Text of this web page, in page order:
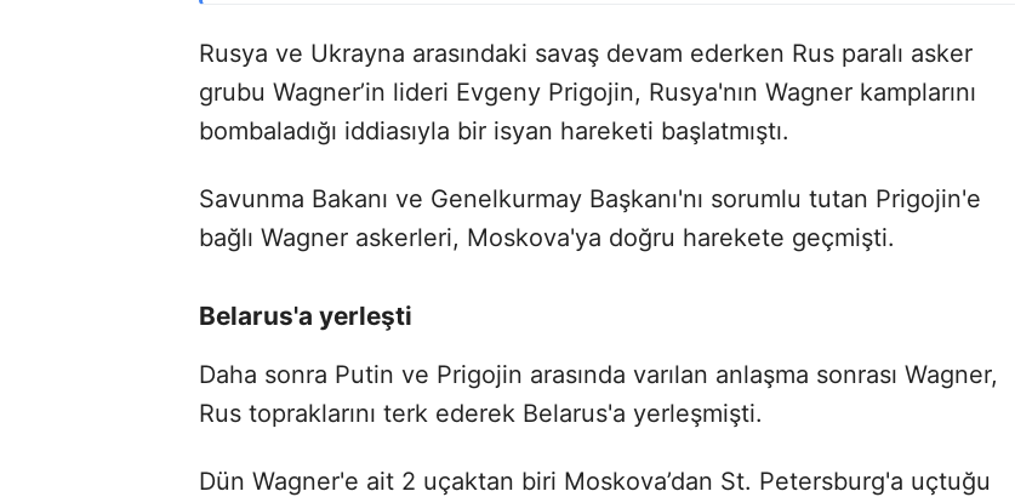
Rusya ve Ukrayna arasındaki savaş devam ederken Rus paralı asker
grubu Wagner’in lideri Evgeny Prigojin, Rusya'nın Wagner kamplarını
bombaladığı iddiasıyla bir isyan hareketi başlatmıştı.
Savunma Bakanı ve Genelkurmay Başkanı'nı sorumlu tutan Prigojin'e
bağlı Wagner askerleri, Moskova'ya doğru harekete geçmişti.
Belarus'a yerleşti
Daha sonra Putin ve Prigojin arasında varılan anlaşma sonrası Wagner,
Rus topraklarını terk ederek Belarus'a yerleşmişti.
Dün Wagner'e ait 2 uçaktan biri Moskova’dan St. Petersburg'a uçtuğu